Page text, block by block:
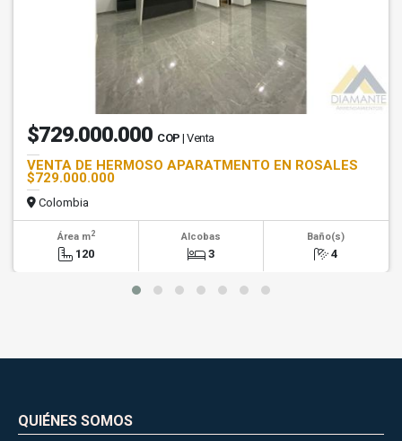
$729.000.000 COP | Venta
VENTA DE HERMOSO APARATMENTO EN ROSALES
$729.000.000
Colombia
Área m2
120
Alcobas
3
Baño(s)
4
QUIÉNES SOMOS